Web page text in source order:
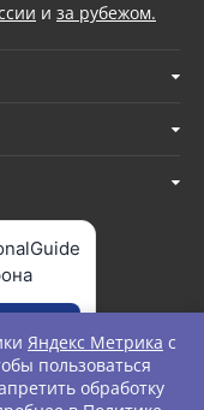
и за рубежом.
Яндекс Метрика с
пользоваться
обработку